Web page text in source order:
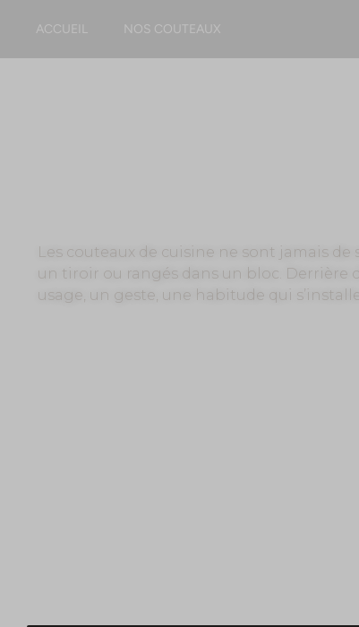
ACCUEIL NOS COUTEAUX
Les couteaux de cuisine ne sont jamais
un tiroir ou rangés dans un bloc. Derrière
usage, un geste, une habitude qui